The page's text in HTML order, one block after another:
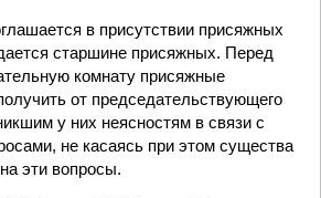
в присутствии присяжных
старшине присяжных. Перед
комнату присяжные
от председательствующего
у них неясностям в связи с
не касаясь при этом существа
эти вопросы.